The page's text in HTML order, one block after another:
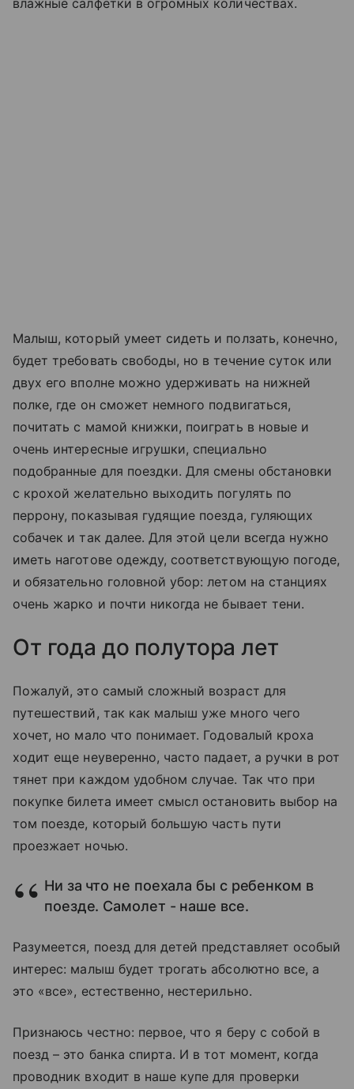
влажные салфетки в огромных количествах.
Малыш, который умеет сидеть и ползать, конечно,
будет требовать свободы, но в течение суток или
двух его вполне можно удерживать на нижней
полке, где он сможет немного подвигаться,
почитать с мамой книжки, поиграть в новые и
очень интересные игрушки, специально
подобранные для поездки. Для смены обстановки
с крохой желательно выходить погулять по
перрону, показывая гудящие поезда, гуляющих
собачек и так далее. Для этой цели всегда нужно
иметь наготове одежду, соответствующую погоде,
и обязательно головной убор: летом на станциях
очень жарко и почти никогда не бывает тени.
От года до полутора лет
Пожалуй, это самый сложный возраст для
путешествий, так как малыш уже много чего
хочет, но мало что понимает. Годовалый кроха
ходит еще неуверенно, часто падает, а ручки в рот
тянет при каждом удобном случае. Так что при
покупке билета имеет смысл остановить выбор на
том поезде, который большую часть пути
проезжает ночью.
Ни за что не поехала бы с ребенком в
поезде. Самолет - наше все.
Разумеется, поезд для детей представляет особый
интерес: малыш будет трогать абсолютно все, а
это «все», естественно, нестерильно.
Признаюсь честно: первое, что я беру с собой в
поезд – это банка спирта. И в тот момент, когда
проводник входит в наше купе для проверки